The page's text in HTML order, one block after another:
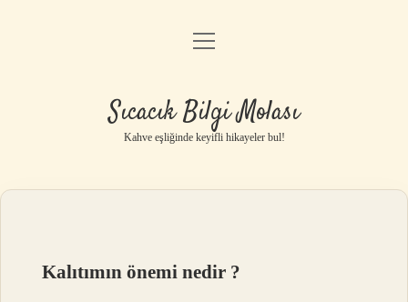
Anasayfa
Yasal Uyarı
menüyü
Sıcacık Bilgi Molası
Kahve eşliğinde keyifli hikayeler bul!
Kalıtımın önemi nedir ?